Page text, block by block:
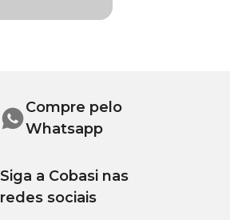
Compre pelo
Whatsapp
Siga a Cobasi nas
redes sociais